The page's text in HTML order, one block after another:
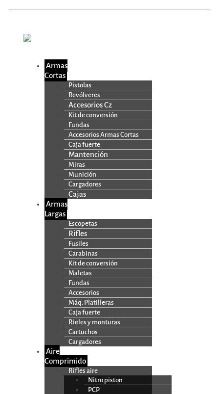
Armas
Cortas
Pistolas
Revólveres
Accesorios Cz
Kit de conversión
Fundas
Accesorios Armas Cortas
Caja fuerte
Mantención
Miras
Munición
Cargadores
Cajas
Armas
Largas
Escopetas
Rifles
Fusiles
Carabinas
Kit de conversión
Maletas
Fundas
Accesorios
Máq. Platilleras
Caja fuerte
Rieles y monturas
Cartuchos
Cargadores
Aire
Comprimido
Rifles aire
Nitro piston
PCP